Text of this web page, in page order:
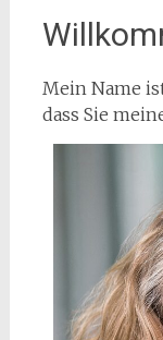
Mein Name
dass Sie